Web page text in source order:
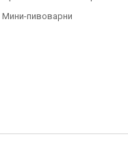
Мини-пивоварни